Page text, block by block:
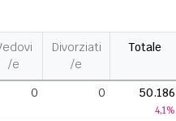
/e
Divorziati
/e
Totale
0 0 50.186
4,1%